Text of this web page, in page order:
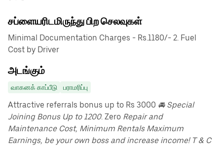
சப்ளையரிடமிருந்து பிற செலவுகள்
Minimal Documentation Charges - Rs.1180/- 2. Fuel
Cost by Driver
அடங்கும்
வாகனக் காப்பீடு பராமரிப்பு
Attractive referrals bonus up to Rs 3000 🚘 Special
Joining Bonus Up to 1200. Zero Repair and
Maintenance Cost, Minimum Rentals Maximum
Earnings, be your own boss and increase income! T & C